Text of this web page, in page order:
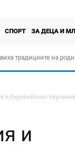
СПОРТ ЗА ДЕЦА И
традициите на
в Европейския
и